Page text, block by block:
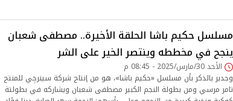
مسلسل حكيم باشا الحلقة الأخيرة.. مصطفى شعبان
ينجح في مخططه وينتصر الخير على الشر
الأحد 30/مارس/2025 - 08:45 م
وجدير بالذكر بأن مسلسل «حكيم باشا»، هو من إنتاج شركة سينرچي للمنتج
تامر مرسي ومن بطولة النجم الكبير مصطفى شعبان ويشاركه في بطولتة